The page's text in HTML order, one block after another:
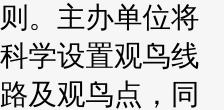
则。主办单位将
科学设置观鸟线
路及观鸟点，同